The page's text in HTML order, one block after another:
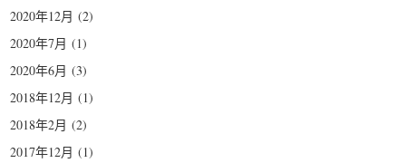
2020年12月 (2)
2020年7月 (1)
2020年6月 (3)
2018年12月 (1)
2018年2月 (2)
2017年12月 (1)